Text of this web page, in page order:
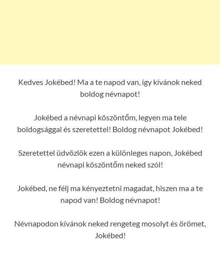
Kedves Jokébed! Ma a te napod van, így kívánok neked
boldog névnapot!
Jokébed a névnapi köszöntőm, legyen ma tele
boldogsággal és szeretettel! Boldog névnapot Jokébed!
Szeretettel üdvözlök ezen a különleges napon, Jokébed
névnapi köszöntőm neked szól!
Jokébed, ne félj ma kényeztetni magadat, hiszen ma a te
napod van! Boldog névnapot!
Névnapodon kívánok neked rengeteg mosolyt és örömet,
Jokébed!